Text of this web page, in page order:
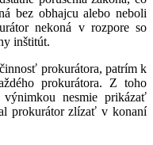
bez obhajcu alebo neboli
nekoná v rozpore so
inštitút.
prokurátora, patrím k
prokurátora. Z toho
nesmie prikázať
prokurátor zlízať v konaní